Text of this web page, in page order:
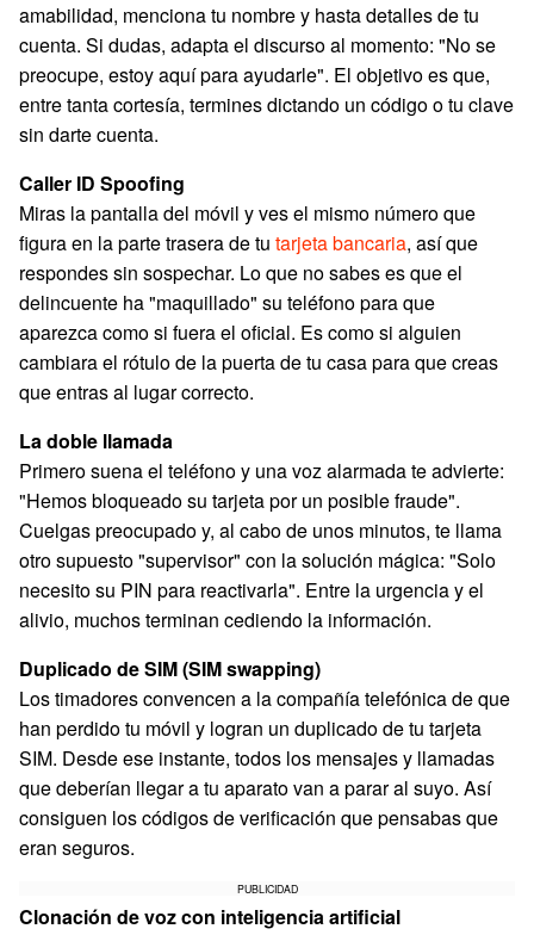
amabilidad, menciona tu nombre y hasta detalles de tu
cuenta. Si dudas, adapta el discurso al momento: "No se
preocupe, estoy aquí para ayudarle". El objetivo es que,
entre tanta cortesía, termines dictando un código o tu clave
sin darte cuenta.
Caller ID Spoofing
Miras la pantalla del móvil y ves el mismo número que
figura en la parte trasera de tu tarjeta bancaria, así que
respondes sin sospechar. Lo que no sabes es que el
delincuente ha "maquillado" su teléfono para que
aparezca como si fuera el oficial. Es como si alguien
cambiara el rótulo de la puerta de tu casa para que creas
que entras al lugar correcto.
La doble llamada
Primero suena el teléfono y una voz alarmada te advierte:
"Hemos bloqueado su tarjeta por un posible fraude".
Cuelgas preocupado y, al cabo de unos minutos, te llama
otro supuesto "supervisor" con la solución mágica: "Solo
necesito su PIN para reactivarla". Entre la urgencia y el
alivio, muchos terminan cediendo la información.
Duplicado de SIM (SIM swapping)
Los timadores convencen a la compañía telefónica de que
han perdido tu móvil y logran un duplicado de tu tarjeta
SIM. Desde ese instante, todos los mensajes y llamadas
que deberían llegar a tu aparato van a parar al suyo. Así
consiguen los códigos de verificación que pensabas que
eran seguros.
PUBLICIDAD
Clonación de voz con inteligencia artificial